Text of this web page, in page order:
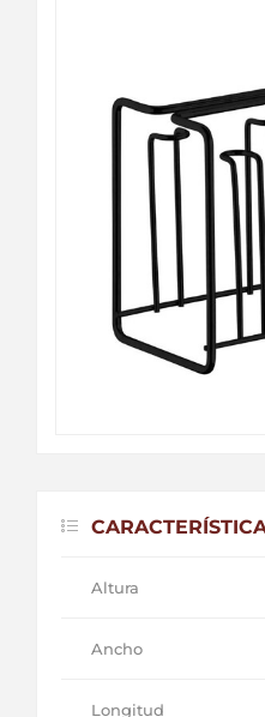
Altura
Ancho
Longitud